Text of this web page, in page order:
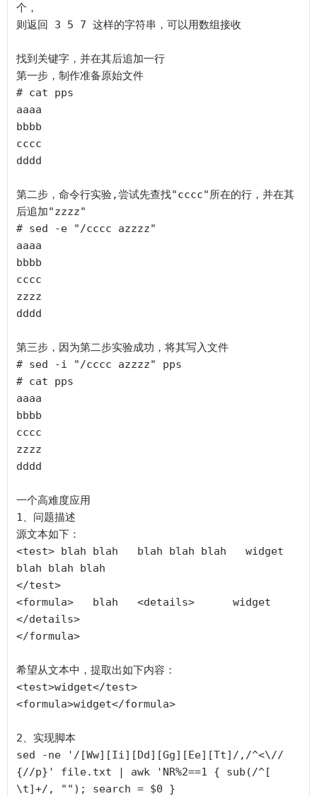
个，
则返回 3 5 7 这样的字符串，可以用数组接收
找到关键字，并在其后追加一行
第一步，制作准备原始文件
# cat pps
aaaa
bbbb
cccc
dddd
第二步，命令行实验,尝试先查找"cccc"所在的行，并在其
后追加"zzzz"
# sed -e "/cccc azzzz"
aaaa
bbbb
cccc
zzzz
dddd
第三步，因为第二步实验成功，将其写入文件
# sed -i "/cccc azzzz" pps
# cat pps
aaaa
bbbb
cccc
zzzz
dddd
一个高难度应用
1、问题描述
源文本如下：
<test> blah blah   blah blah blah   widget
blah blah blah
</test>
<formula>   blah   <details>      widget
</details>
</formula>
希望从文本中，提取出如下内容：
<test>widget</test>
<formula>widget</formula>
2、实现脚本
sed -ne '/[Ww][Ii][Dd][Gg][Ee][Tt]/,/^<\//
{//p}' file.txt | awk 'NR%2==1 { sub(/^[
\t]+/, ""); search = $0 }